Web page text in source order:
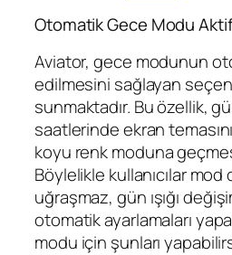
Otomatik Gece Modu
Aviator, gece modunun
edilmesini sağlayan
sunmaktadır. Bu özellik,
saatlerinde ekran
koyu renk moduna
Böylelikle kullanıcılar
uğraşmaz, gün ışığı
otomatik ayarlamaları
modu için şunları